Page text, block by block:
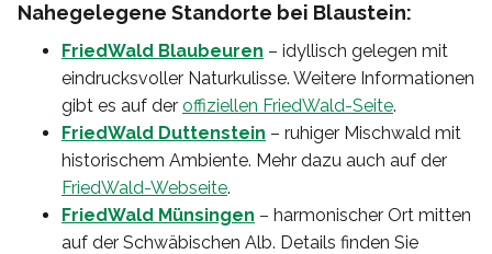
Nahegelegene Standorte bei Blaustein:
FriedWald Blaubeuren – idyllisch gelegen mit
eindrucksvoller Naturkulisse. Weitere Informationen
gibt es auf der offiziellen FriedWald-Seite.
FriedWald Duttenstein – ruhiger Mischwald mit
historischem Ambiente. Mehr dazu auch auf der
FriedWald-Webseite.
FriedWald Münsingen – harmonischer Ort mitten
auf der Schwäbischen Alb. Details finden Sie